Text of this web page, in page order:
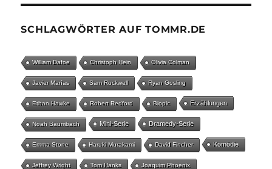
SCHLAGWÖRTER AUF TOMMR.DE
William Dafoe Christoph Hein Olivia Colman
Javier Marías Sam Rockwell Ryan Gosling
Ethan Hawke Robert Redford Biopic Erzählungen
Noah Baumbach Mini-Serie Dramedy-Serie
Emma Stone Haruki Murakami David Fincher Komödie
Jeffrey Wright Tom Hanks Joaquim Phoenix